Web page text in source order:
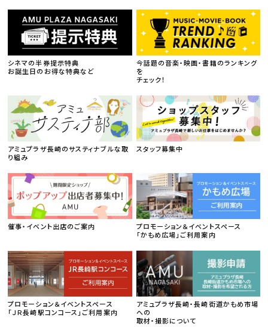
シネマの半券提示特典
お誕生日のお得な特典など
今話題の音楽・映画・書籍のランキング
を
チェック！
アミュプラザ長崎のサスティナブルな取
り組み
スタッフ募集中
催事・イベント出店のご案内
プロモーション＆イベントスペース
「かもめ広場」ご利用案内
プロモーション＆イベントスペース
「ＪＲ長崎駅コンコース」ご利用案内
アミュプラザ長崎・長崎街道かもめ市場
への
取材・撮影について